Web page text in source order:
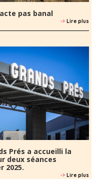
pas banal
-> Lire plus
Prés a accueilli la
deux séances
2025.
-> Lire plus